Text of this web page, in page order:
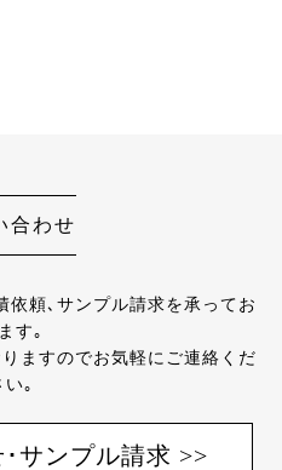
合わせ
依頼､サンプル請求を承ってお
す｡
ますのでお気軽にご連絡くだ
い｡
サンプル請求 >>